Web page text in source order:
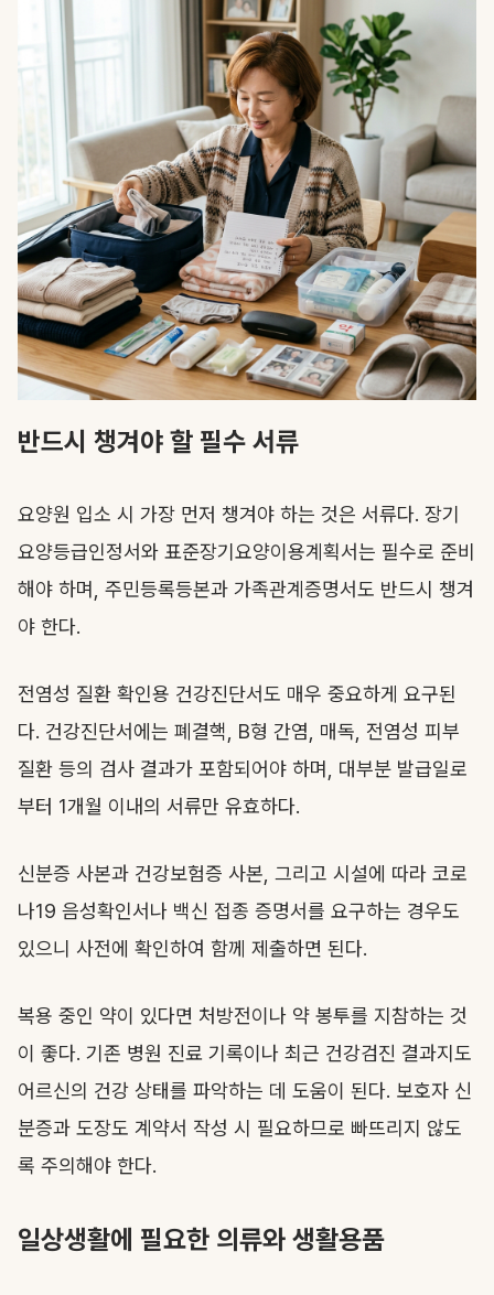
반드시 챙겨야 할 필수 서류
요양원 입소 시 가장 먼저 챙겨야 하는 것은 서류다. 장기
요양등급인정서와 표준장기요양이용계획서는 필수로 준비
해야 하며, 주민등록등본과 가족관계증명서도 반드시 챙겨
야 한다.
전염성 질환 확인용 건강진단서도 매우 중요하게 요구된
다. 건강진단서에는 폐결핵, B형 간염, 매독, 전염성 피부
질환 등의 검사 결과가 포함되어야 하며, 대부분 발급일로
부터 1개월 이내의 서류만 유효하다.
신분증 사본과 건강보험증 사본, 그리고 시설에 따라 코로
나19 음성확인서나 백신 접종 증명서를 요구하는 경우도
있으니 사전에 확인하여 함께 제출하면 된다.
복용 중인 약이 있다면 처방전이나 약 봉투를 지참하는 것
이 좋다. 기존 병원 진료 기록이나 최근 건강검진 결과지도
어르신의 건강 상태를 파악하는 데 도움이 된다. 보호자 신
분증과 도장도 계약서 작성 시 필요하므로 빠뜨리지 않도
록 주의해야 한다.
일상생활에 필요한 의류와 생활용품